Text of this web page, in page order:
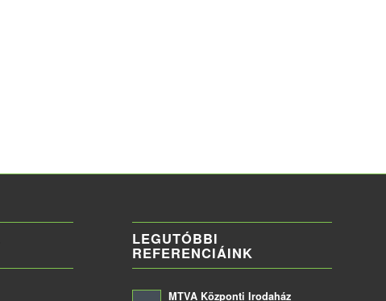
LEGUTÓBBI
REFERENCIÁINK
MTVA Központi Irodaház